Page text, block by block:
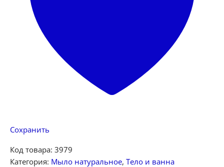
Сохранить
Код товара: 3979
Категория: Мыло натуральное, Тело и ванна